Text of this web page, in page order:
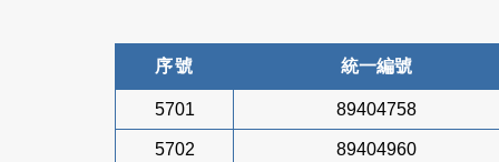
序號 統一編號
5701 89404758
5702 89404960